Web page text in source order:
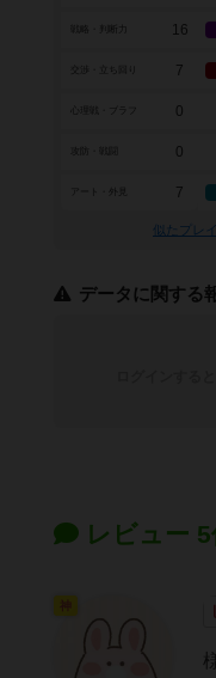
戦略・判断力 16
7
0
0
アート・外見 7
似たプレ
データに関する
レビュー